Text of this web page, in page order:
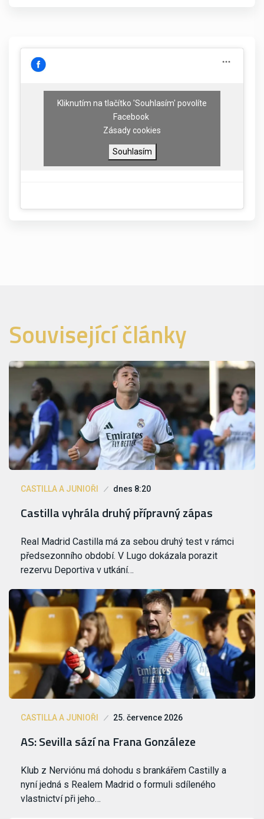
Kliknutím na tlačítko 'Souhlasím' povolíte
Facebook
Zásady cookies
Souhlasím
Související články
CASTILLA A JUNIOŘI dnes 8:20
Castilla vyhrála druhý přípravný zápas
Real Madrid Castilla má za sebou druhý test v rámci
předsezonního období. V Lugo dokázala porazit
rezervu Deportiva v utkání…
CASTILLA A JUNIOŘI 25. července 2026
AS: Sevilla sází na Frana Gonzáleze
Klub z Nerviónu má dohodu s brankářem Castilly a
nyní jedná s Realem Madrid o formuli sdíleného
vlastnictví při jeho…